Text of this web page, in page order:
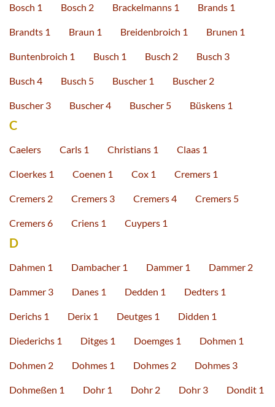
Bosch 1 Bosch 2 Brackelmanns 1 Brands 1
Brandts 1 Braun 1 Breidenbroich 1 Brunen 1
Buntenbroich 1 Busch 1 Busch 2 Busch 3
Busch 4 Busch 5 Buscher 1 Buscher 2
Buscher 3 Buscher 4 Buscher 5 Büskens 1
C
Caelers Carls 1 Christians 1 Claas 1
Cloerkes 1 Coenen 1 Cox 1 Cremers 1
Cremers 2 Cremers 3 Cremers 4 Cremers 5
Cremers 6 Criens 1 Cuypers 1
D
Dahmen 1 Dambacher 1 Dammer 1 Dammer 2
Dammer 3 Danes 1 Dedden 1 Dedters 1
Derichs 1 Derix 1 Deutges 1 Didden 1
Diederichs 1 Ditges 1 Doemges 1 Dohmen 1
Dohmen 2 Dohmes 1 Dohmes 2 Dohmes 3
Dohmeßen 1 Dohr 1 Dohr 2 Dohr 3 Dondit 1